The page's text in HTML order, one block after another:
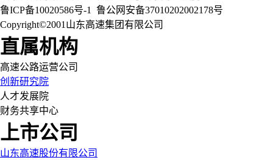
鲁ICP备10020586号-1
鲁公网安备37010202002178号
Copyright©2001山东高速集团有限公司
直属机构
高速公路运营公司
创新研究院
人才发展院
财务共享中心
上市公司
山东高速股份有限公司